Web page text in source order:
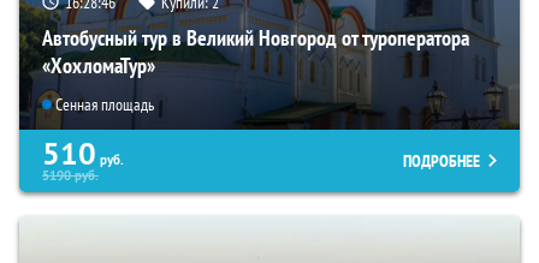
Автобусный тур в Великий Новгород от туроператора
«ХохломаТур»
Сенная площадь
510 руб.
5190руб.
ПОДРОБНЕЕ